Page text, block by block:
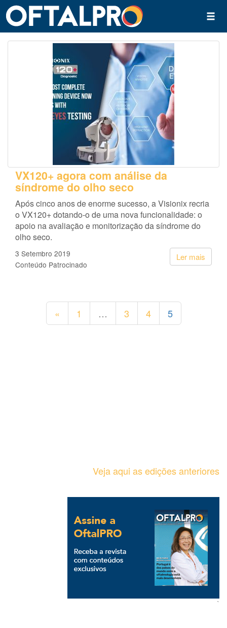
VX120+ agora com análise da
síndrome do olho seco
Após cinco anos de enorme sucesso, a Visionix recria
o VX120+ dotando-o de uma nova funcionalidade: o
apoio na avaliação e monitorização da síndrome do
olho seco.
Ler mais
3 Setembro 2019
Conteúdo Patrocinado
« 1 … 3 4 5
Veja aqui as edições anteriores
`